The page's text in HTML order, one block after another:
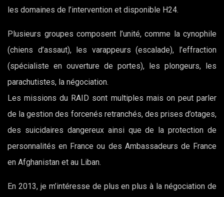
les domaines de l’intervention et disponible H24.
Plusieurs groupes composent l’unité, comme la cynophile
(chiens d’assaut), les varappeurs (escalade), l’effraction
(spécialiste en ouverture de portes), les plongeurs, les
parachutistes, la négociation.
Les missions du RAID sont multiples mais on peut parler
de la gestion des forcenés retranchés, des prises d’otages,
des suicidaires dangereux ainsi que de la protection de
personnalités en France ou des Ambassadeurs de France
en Afghanistan et au Liban.
En 2013, je m’intéresse de plus en plus à la négociation de